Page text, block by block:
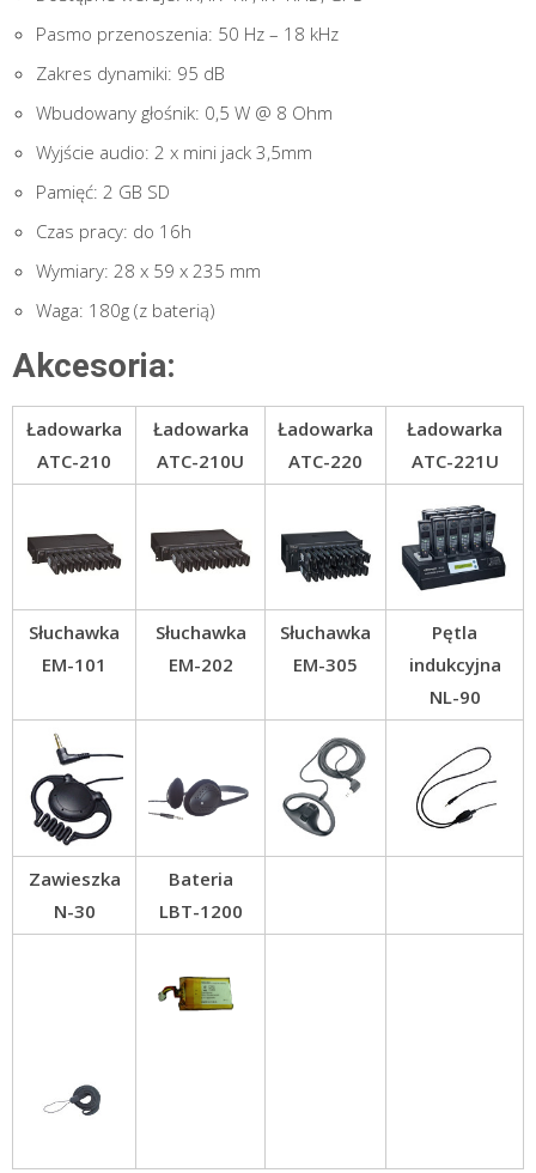
Pasmo przenoszenia: 50 Hz – 18 kHz
Zakres dynamiki: 95 dB
Wbudowany głośnik: 0,5 W @ 8 Ohm
Wyjście audio: 2 x mini jack 3,5mm
Pamięć: 2 GB SD
Czas pracy: do 16h
Wymiary: 28 x 59 x 235 mm
Waga: 180g (z baterią)
Akcesoria:
Ładowarka
ATC-210
Ładowarka
ATC-210U
Ładowarka
ATC-220
Ładowarka
ATC-221U
Słuchawka
EM-101
Słuchawka
EM-202
Słuchawka
EM-305
Pętla
indukcyjna
NL-90
Zawieszka
N-30
Bateria
LBT-1200